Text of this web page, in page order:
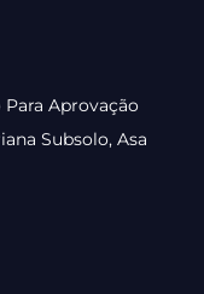
Aprovação
Subsolo, Asa